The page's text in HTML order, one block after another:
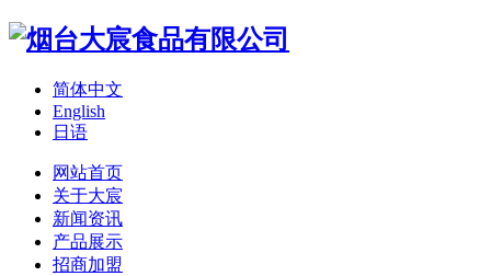
简体中文
English
日语
网站首页
关于大宸
新闻资讯
产品展示
招商加盟